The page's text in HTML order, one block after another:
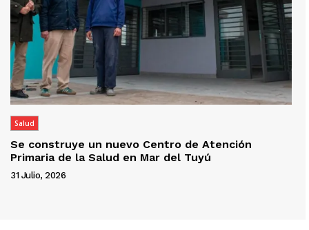
Salud
Se construye un nuevo Centro de Atención
Primaria de la Salud en Mar del Tuyú
31 Julio, 2026